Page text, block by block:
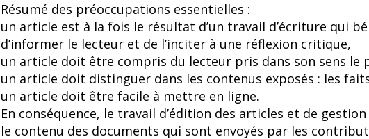
Résumé des préoccupations essentielles :
un article est à la fois le résultat d’un travail d’écriture qui
d’informer le lecteur et de l’inciter à une réflexion critique,
un article doit être compris du lecteur pris dans son sens le
un article doit distinguer dans les contenus exposés : les
un article doit être facile à mettre en ligne.
En conséquence, le travail d’édition des articles et de
le contenu des documents qui sont envoyés par les